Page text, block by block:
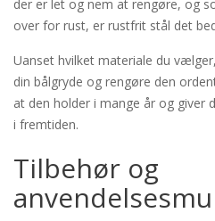
der er let og nem at rengøre, og
over for rust, er rustfrit stål det
Uanset hvilket materiale du
din bålgryde og rengøre den
at den holder i mange år og giver
i fremtiden.
Tilbehør og